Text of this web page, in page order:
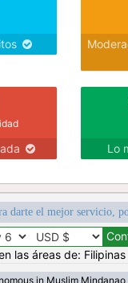
Lo
darte el mejor servicio,
las áreas de: Filipinas
in Muslim Mindanao